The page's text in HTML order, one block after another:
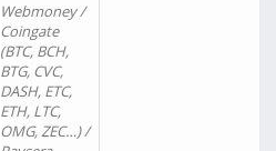
Webmoney /
Coingate
(BTC, BCH,
BTG, CVC,
DASH, ETC,
ETH, LTC,
OMG, ZEC…) /